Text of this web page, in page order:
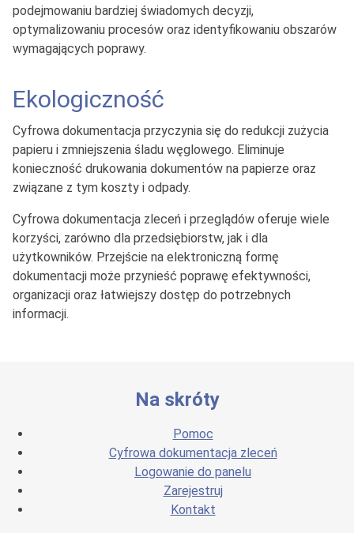
podejmowaniu bardziej świadomych decyzji,
optymalizowaniu procesów oraz identyfikowaniu obszarów
wymagających poprawy.
Ekologiczność
Cyfrowa dokumentacja przyczynia się do redukcji zużycia
papieru i zmniejszenia śladu węglowego. Eliminuje
konieczność drukowania dokumentów na papierze oraz
związane z tym koszty i odpady.
Cyfrowa dokumentacja zleceń i przeglądów oferuje wiele
korzyści, zarówno dla przedsiębiorstw, jak i dla
użytkowników. Przejście na elektroniczną formę
dokumentacji może przynieść poprawę efektywności,
organizacji oraz łatwiejszy dostęp do potrzebnych
informacji.
Na skróty
Pomoc
Cyfrowa dokumentacja zleceń
Logowanie do panelu
Zarejestruj
Kontakt